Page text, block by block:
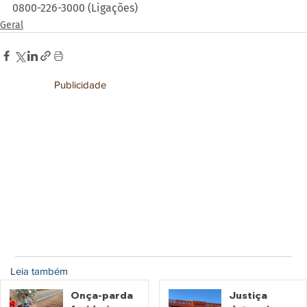
0800-226-3000 (Ligações)
Geral
Publicidade
Leia também
Onça-parda
Justiça